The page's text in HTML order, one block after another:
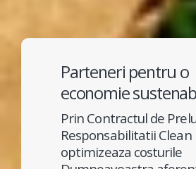
Parteneri pentru o
economie
Prin Contractul de
Responsabilitatii Clean
optimizeaza costurile